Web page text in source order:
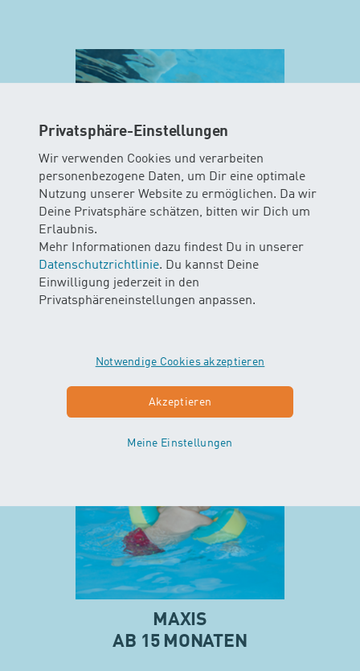
Privatsphäre-Einstellungen
Wir verwenden Cookies und verarbeiten
personenbezogene Daten, um Dir eine optimale
Nutzung unserer Website zu ermöglichen. Da wir
Deine Privatsphäre schätzen, bitten wir Dich um
Erlaubnis.
Mehr Informationen dazu findest Du in unserer
Datenschutzrichtlinie. Du kannst Deine
Einwilligung jederzeit in den
Privatsphäreneinstellungen anpassen.
Notwendige Cookies akzeptieren
Akzeptieren
Meine Einstellungen
AB 10 WOCHEN
In diesem Kurs können Babys das
Element Wasser mit all ihren Sinnen
ohne Unterstützung der Eltern…
Mehr zu Minis
MAXIS
AB 15 MONATEN